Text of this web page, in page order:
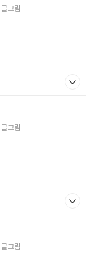
글그림
글그림
글그림